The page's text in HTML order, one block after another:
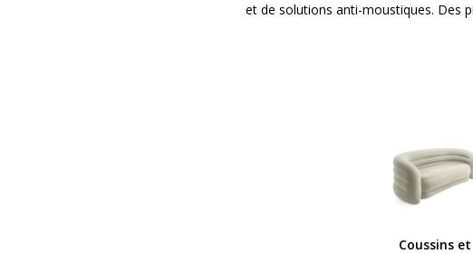
et de solutions anti-moustiques. Des
Coussins et